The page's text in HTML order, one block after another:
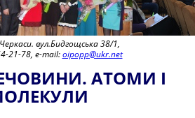
вул.Бидгощська 38/1,
21-78, e-mail:oipopp@ukr.net
АТОМИ І